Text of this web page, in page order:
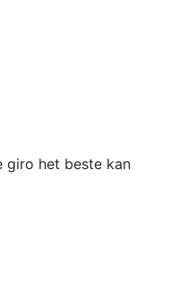
giro het beste kan